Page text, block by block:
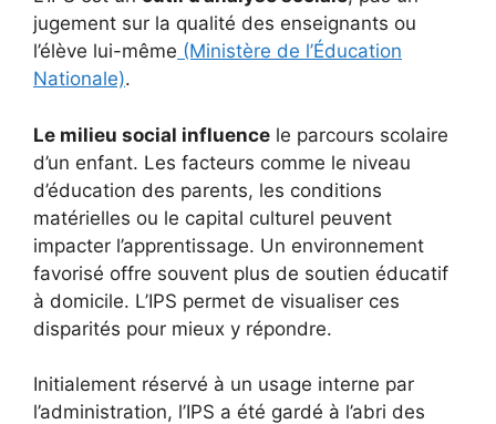
jugement sur la qualité des enseignants ou
l’élève lui-même (Ministère de l’Éducation
Nationale).
Le milieu social influence le parcours scolaire
d’un enfant. Les facteurs comme le niveau
d’éducation des parents, les conditions
matérielles ou le capital culturel peuvent
impacter l’apprentissage. Un environnement
favorisé offre souvent plus de soutien éducatif
à domicile. L’IPS permet de visualiser ces
disparités pour mieux y répondre.
Initialement réservé à un usage interne par
l’administration, l’IPS a été gardé à l’abri des